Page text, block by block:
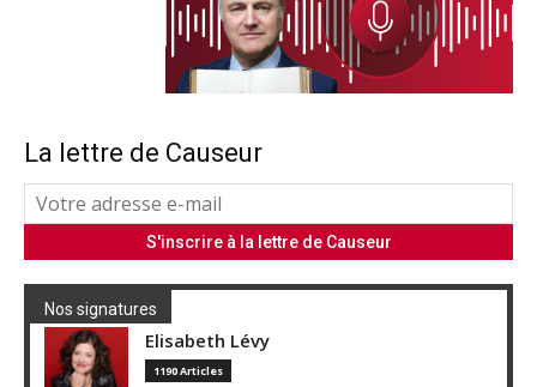
La lettre de Causeur
Nos signatures
Elisabeth Lévy
1190 Articles